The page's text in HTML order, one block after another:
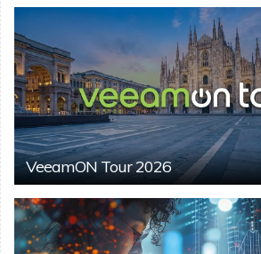
VeeamON Tour 2026